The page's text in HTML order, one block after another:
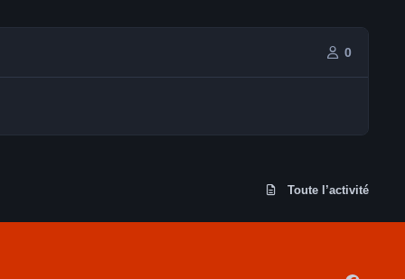
0
Toute l’activité